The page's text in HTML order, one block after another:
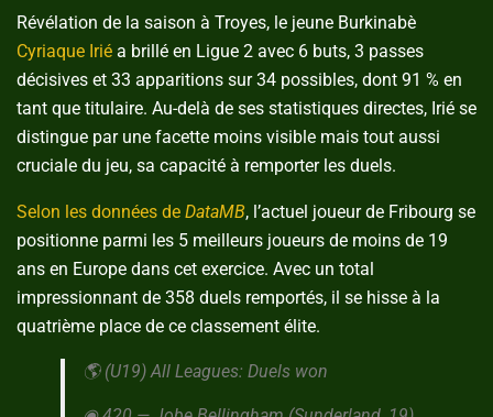
Révélation de la saison à Troyes, le jeune Burkinabè
Cyriaque Irié a brillé en Ligue 2 avec 6 buts, 3 passes
décisives et 33 apparitions sur 34 possibles, dont 91 % en
tant que titulaire. Au-delà de ses statistiques directes, Irié se
distingue par une facette moins visible mais tout aussi
cruciale du jeu, sa capacité à remporter les duels.
Selon les données de DataMB, l’actuel joueur de Fribourg se
positionne parmi les 5 meilleurs joueurs de moins de 19
ans en Europe dans cet exercice. Avec un total
impressionnant de 358 duels remportés, il se hisse à la
quatrième place de ce classement élite.
🌎 (U19) All Leagues: Duels won